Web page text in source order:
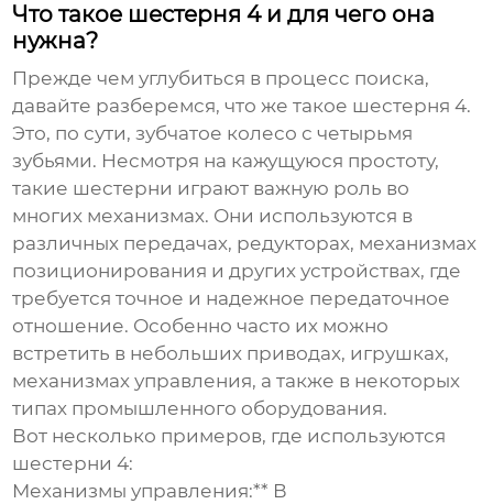
Что такое шестерня 4 и для чего она
нужна?
Прежде чем углубиться в процесс поиска,
давайте разберемся, что же такое шестерня 4.
Это, по сути, зубчатое колесо с четырьмя
зубьями. Несмотря на кажущуюся простоту,
такие шестерни играют важную роль во
многих механизмах. Они используются в
различных передачах, редукторах, механизмах
позиционирования и других устройствах, где
требуется точное и надежное передаточное
отношение. Особенно часто их можно
встретить в небольших приводах, игрушках,
механизмах управления, а также в некоторых
типах промышленного оборудования.
Вот несколько примеров, где используются
шестерни 4:
Механизмы управления:** В